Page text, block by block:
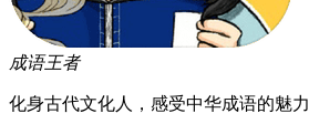
成语王者
化身古代文化人，感受中华成语的魅力